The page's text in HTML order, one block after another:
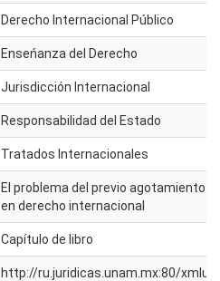
Derecho Internacional Público
Enseńanza del Derecho
Jurisdicción Internacional
Responsabilidad del Estado
Tratados Internacionales
El problema del previo agotamiento
en derecho internacional
Capítulo de libro
http://ru.juridicas.unam.mx:80/